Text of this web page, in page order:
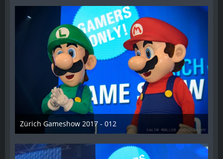
Zürich Gameshow 2017 - 012
28. Oktober 2017